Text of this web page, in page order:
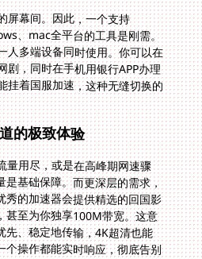
屏幕间。因此，一个支持
mac全平台的工具是刚需。
端设备同时使用。你可以在
同时在手机用银行APP办理
国服加速，这种无缝切换的
的极致体验
量用尽，或是在高峰期网速骤
基础保障。而更深层的需求，
的加速器会提供精选的回国影
至为你独享100M带宽。这意
先、稳定地传输，4K超清也能
操作都能实时响应，彻底告别